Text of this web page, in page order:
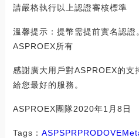
請嚴格執行以上認證審核標準
溫馨提示：提幣需提前實名認
ASPROEX所有
感謝廣大用戶對ASPROEX的支
給您最好的服務。
ASPROEX團隊2020年1月8日
Tags： ASPSPRPRODOVE